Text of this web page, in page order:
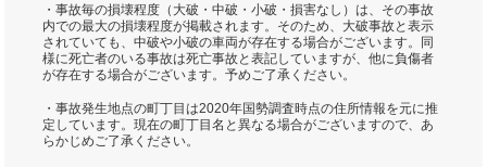
・事故毎の損壊程度（大破・中破・小破・損害なし）は、その事故
内での最大の損壊程度が掲載されます。そのため、大破事故と表示
されていても、中破や小破の車両が存在する場合がございます。同
様に死亡者のいる事故は死亡事故と表記していますが、他に負傷者
が存在する場合がございます。予めご了承ください。
・事故発生地点の町丁目は2020年国勢調査時点の住所情報を元に推
定しています。現在の町丁目名と異なる場合がございますので、あ
らかじめご了承ください。